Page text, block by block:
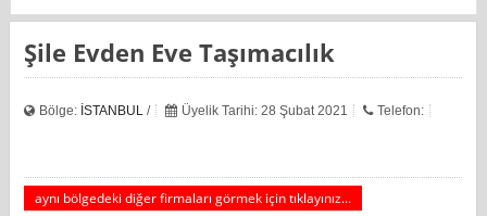
Şile Evden Eve Taşımacılık
Bölge: İSTANBUL / Üyelik Tarihi: 28 Şubat 2021 Telefon:
aynı bölgedeki diğer firmaları görmek için tıklayınız...